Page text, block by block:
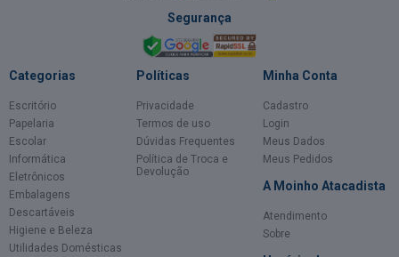
Segurança
Categorias
Escritório
Papelaria
Escolar
Informática
Eletrônicos
Embalagens
Descartáveis
Higiene e Beleza
Utilidades Domésticas
Políticas
Privacidade
Termos de uso
Dúvidas Frequentes
Política de Troca e
Devolução
Minha Conta
Cadastro
Login
Meus Dados
Meus Pedidos
A Moinho Atacadista
Atendimento
Sobre